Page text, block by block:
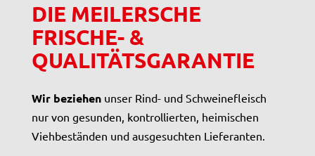
DIE MEILERSCHE
FRISCHE- &
QUALITÄTSGARANTIE
Wir beziehenunser Rind- und Schweinefleisch
nur von gesunden, kontrollierten, heimischen
Viehbeständen und ausgesuchten Lieferanten.